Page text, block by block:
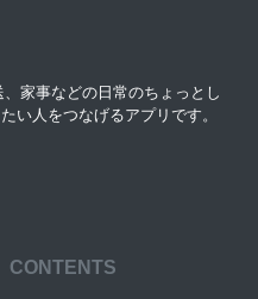
家事などの日常のちょっとし
い人をつなげるアプリです。
CONTENTS